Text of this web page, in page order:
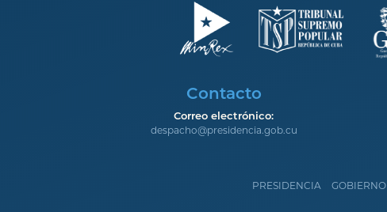
Contacto
Correo electrónico:
despacho@presidencia.gob.cu
PRESIDENCIA GOBIERNO